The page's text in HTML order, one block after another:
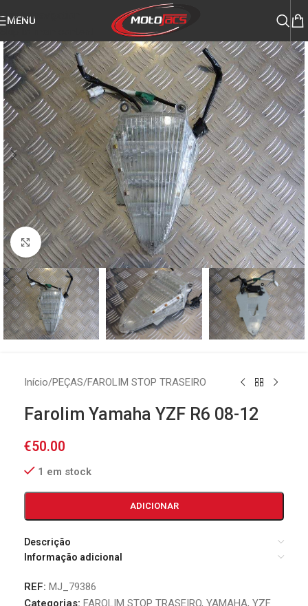
Skip to navigation
MENU
Click to enlarge
Início/PEÇAS/FAROLIM STOP TRASEIRO
Farolim Yamaha YZF R6 08-12
€50.00
1 em stock
ADICIONAR
Descrição
Informação adicional
REF: MJ_79386
Categorias: FAROLIM STOP TRASEIRO, YAMAHA, YZF